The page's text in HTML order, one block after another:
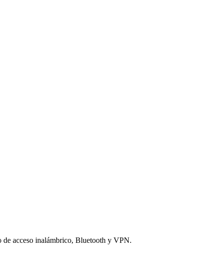
de acceso inalámbrico, Bluetooth y VPN.